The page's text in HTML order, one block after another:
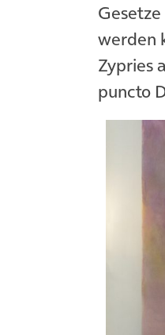
werden
Zypries
puncto